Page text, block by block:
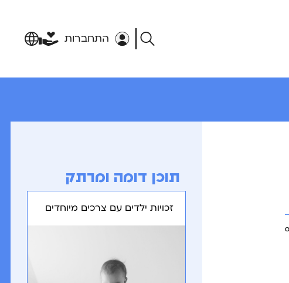
התחברות
תוכן דומה ומרתק
זכויות ילדים עם צרכים מיוחדים